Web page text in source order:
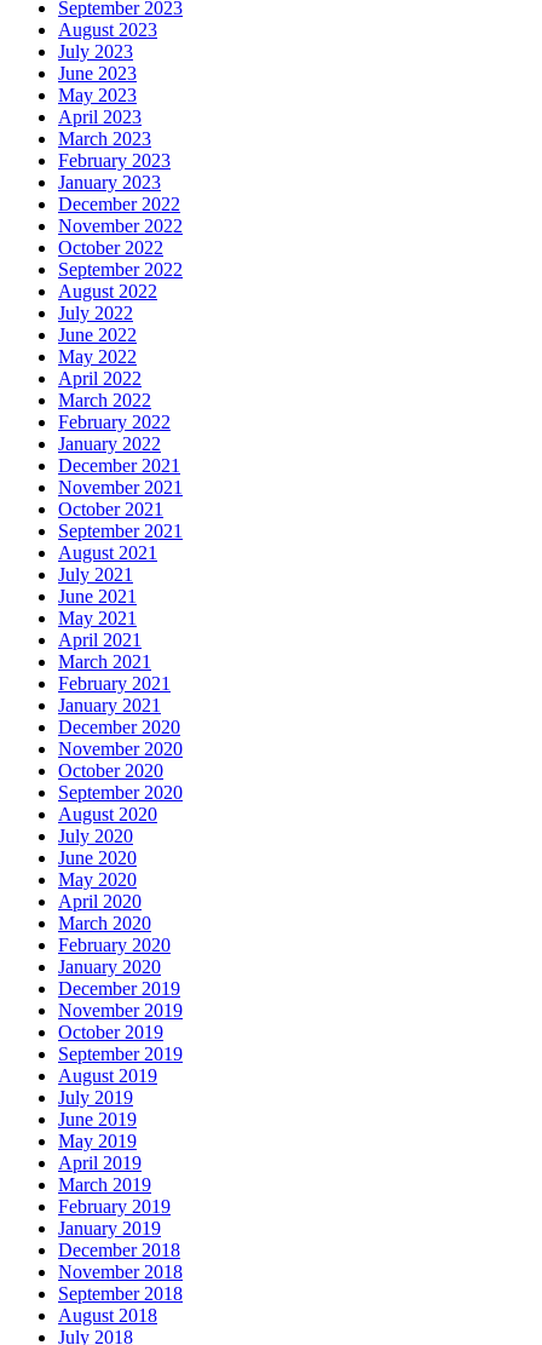
September 2023
August 2023
July 2023
June 2023
May 2023
April 2023
March 2023
February 2023
January 2023
December 2022
November 2022
October 2022
September 2022
August 2022
July 2022
June 2022
May 2022
April 2022
March 2022
February 2022
January 2022
December 2021
November 2021
October 2021
September 2021
August 2021
July 2021
June 2021
May 2021
April 2021
March 2021
February 2021
January 2021
December 2020
November 2020
October 2020
September 2020
August 2020
July 2020
June 2020
May 2020
April 2020
March 2020
February 2020
January 2020
December 2019
November 2019
October 2019
September 2019
August 2019
July 2019
June 2019
May 2019
April 2019
March 2019
February 2019
January 2019
December 2018
November 2018
September 2018
August 2018
July 2018